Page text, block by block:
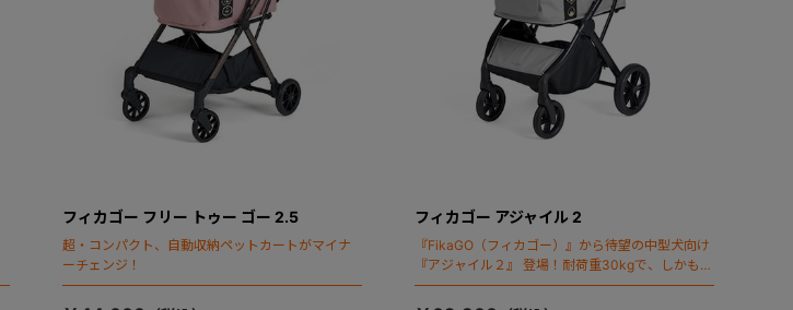
フィカゴー フリー トゥー ゴー 2.5
超・コンパクト、自動収納ペットカートがマイナ
ーチェンジ！
フィカゴー アジャイル 2
『FikaGO（フィカゴー）』から待望の中型犬向け
『アジャイル２』 登場！耐荷重30kgで、しかも1
秒・自動収納機能搭載！！